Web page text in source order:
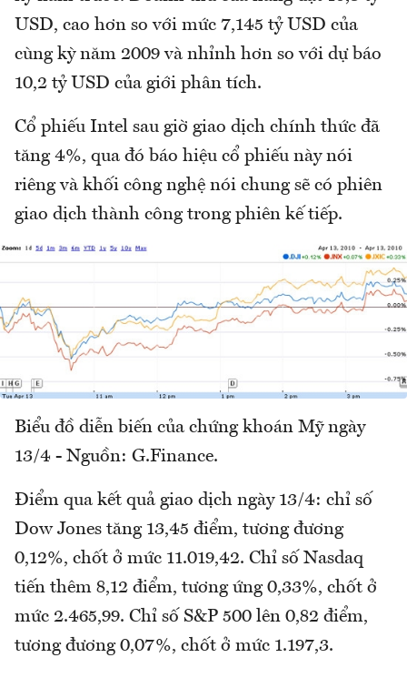
USD, cao hơn so với mức 7,145 tỷ USD của
cùng kỳ năm 2009 và nhỉnh hơn so với dự báo
10,2 tỷ USD của giới phân tích.
Cổ phiếu Intel sau giờ giao dịch chính thức đã
tăng 4%, qua đó báo hiệu cổ phiếu này nói
riêng và khối công nghệ nói chung sẽ có phiên
giao dịch thành công trong phiên kế tiếp.
Biểu đồ diễn biến của chứng khoán Mỹ ngày
13/4 - Nguồn: G.Finance.
Điểm qua kết quả giao dịch ngày 13/4: chỉ số
Dow Jones tăng 13,45 điểm, tương đương
0,12%, chốt ở mức 11.019,42. Chỉ số Nasdaq
tiến thêm 8,12 điểm, tương ứng 0,33%, chốt ở
mức 2.465,99. Chỉ số S&P 500 lên 0,82 điểm,
tương đương 0,07%, chốt ở mức 1.197,3.